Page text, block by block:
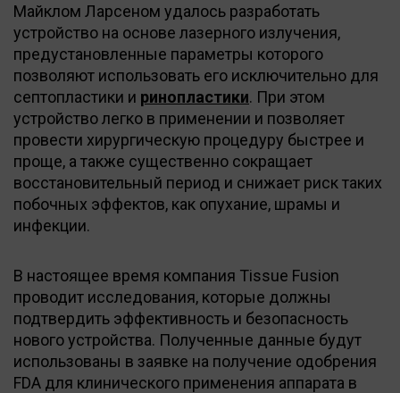
Майклом Ларсеном удалось разработать
устройство на основе лазерного излучения,
предустановленные параметры которого
позволяют использовать его исключительно для
септопластики и ринопластики. При этом
устройство легко в применении и позволяет
провести хирургическую процедуру быстрее и
проще, а также существенно сокращает
восстановительный период и снижает риск таких
побочных эффектов, как опухание, шрамы и
инфекции.
В настоящее время компания Tissue Fusion
проводит исследования, которые должны
подтвердить эффективность и безопасность
нового устройства. Полученные данные будут
использованы в заявке на получение одобрения
FDA для клинического применения аппарата в